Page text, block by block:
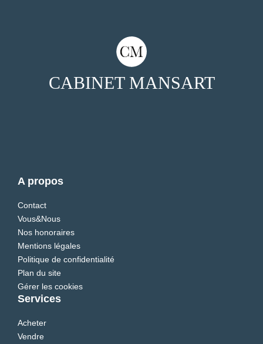
CABINET MANSART
A propos
Contact
Vous&Nous
Nos honoraires
Mentions légales
Politique de confidentialité
Plan du site
Gérer les cookies
Services
Acheter
Vendre